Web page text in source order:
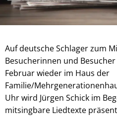
Auf deutsche Schlager zum
Besucherinnen und
Februar wieder im Haus der
Familie/
Uhr wird Jürgen Schick im
mitsingbare Liedtexte